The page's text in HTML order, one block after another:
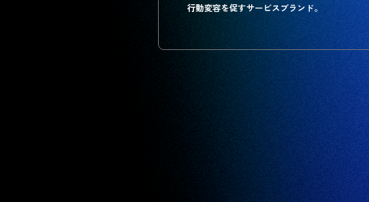
行動変容を促すサービスブランド。